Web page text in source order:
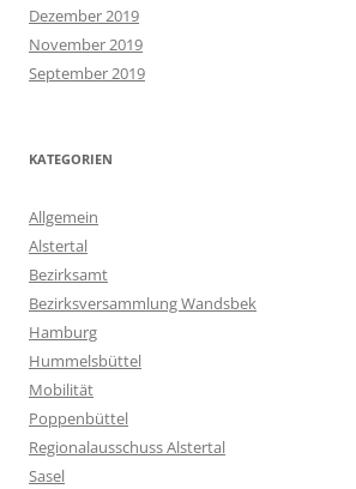
Dezember 2019
November 2019
September 2019
KATEGORIEN
Allgemein
Alstertal
Bezirksamt
Bezirksversammlung Wandsbek
Hamburg
Hummelsbüttel
Mobilität
Poppenbüttel
Regionalausschuss Alstertal
Sasel